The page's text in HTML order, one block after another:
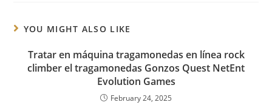
YOU MIGHT ALSO LIKE
Tratar en máquina tragamonedas en línea rock
climber el tragamonedas Gonzos Quest NetEnt
Evolution Games
February 24, 2025